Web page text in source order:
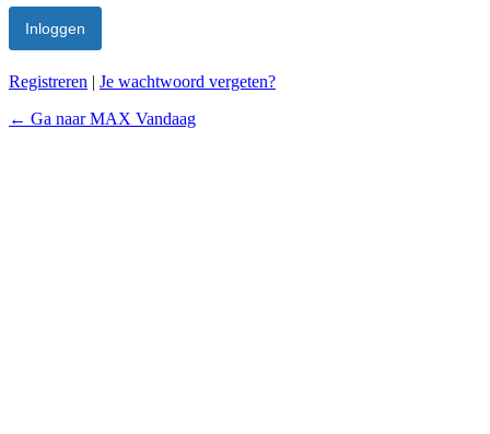
Registreren | Je wachtwoord vergeten?
← Ga naar MAX Vandaag